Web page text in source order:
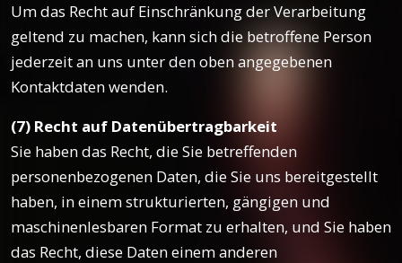
Um das Recht auf Einschränkung der Verarbeitung
geltend zu machen, kann sich die betroffene Person
jederzeit an uns unter den oben angegebenen
Kontaktdaten wenden.
(7) Recht auf Datenübertragbarkeit
Sie haben das Recht, die Sie betreffenden
personenbezogenen Daten, die Sie uns bereitgestellt
haben, in einem strukturierten, gängigen und
maschinenlesbaren Format zu erhalten, und Sie haben
das Recht, diese Daten einem anderen